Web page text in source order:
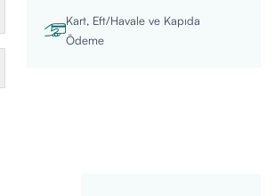
Kart, Eft/Havale ve Kapıda
Ödeme